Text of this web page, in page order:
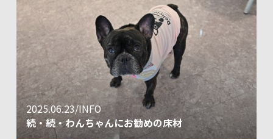
2025.06.23/INFO
続・続・わんちゃんにお勧めの床材